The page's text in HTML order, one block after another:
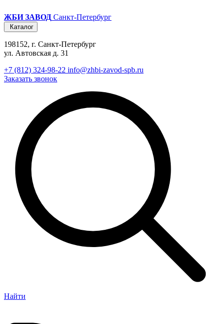
ЖБИ ЗАВОД Санкт-Петербург
Каталог
198152, г. Санкт-Петербург
ул. Автовская д. 31
+7 (812) 324-98-22 info@zhbi-zavod-spb.ru
Заказать звонок
Найти